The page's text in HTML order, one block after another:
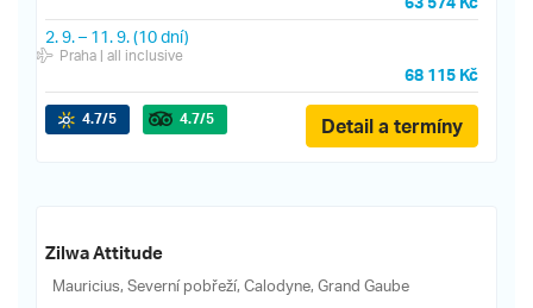
2. 9.– 11. 9.(10 dní)
Praha| all inclusive
68 115 Kč
4.7/5 4.7/5 Detail a termíny
Zilwa Attitude
Mauricius, Severní pobřeží, Calodyne, Grand Gaube